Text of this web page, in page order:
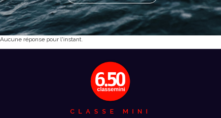
Aucune réponse pour l'instant.
CLASSE MINI